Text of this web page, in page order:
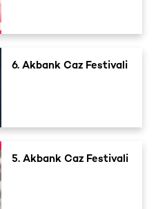
6. Akbank Caz Festivali
5. Akbank Caz Festivali